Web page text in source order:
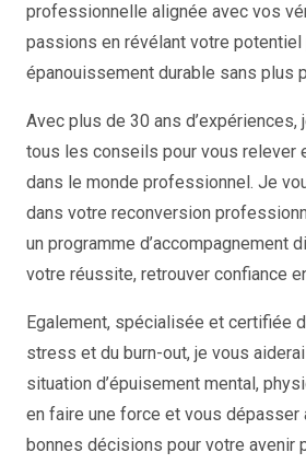
professionnelle alignée avec vos
passions en révélant votre
épanouissement durable sans plus
Avec plus de 30 ans d’expériences,
tous les conseils pour vous relever
dans le monde professionnel. Je
dans votre reconversion
un programme d’accompagnement
votre réussite, retrouver confiance
Egalement, spécialisée et certifiée
stress et du burn-out, je vous
situation d’épuisement mental,
en faire une force et vous dépasser
bonnes décisions pour votre avenir